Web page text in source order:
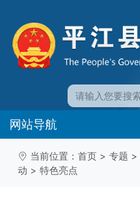
网站导航
当前位置： 首页 > 专题 >
动 > 特色亮点